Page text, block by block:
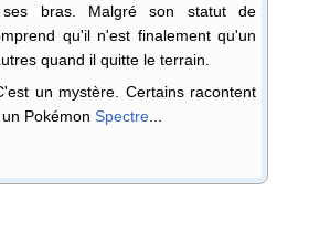
ses bras. Malgré son statut de
qu'il n'est finalement qu'un
quand il quitte le terrain.
un mystère. Certains racontent
Pokémon Spectre